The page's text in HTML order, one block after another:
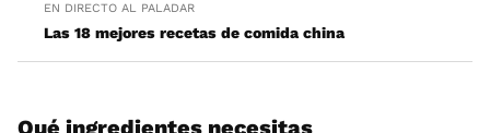
EN DIRECTO AL PALADAR
Las 18 mejores recetas de comida china
Qué ingredientes necesitas